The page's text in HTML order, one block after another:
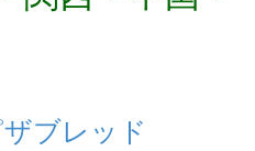
ザブレッド